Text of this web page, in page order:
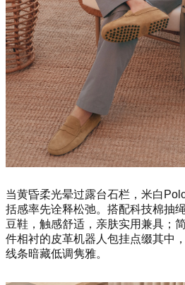
当黄昏柔光晕过露台石栏，米白
括感率先诠释松弛。搭配科技棉抽
豆鞋，触感舒适，亲肤实用兼具；
件相衬的皮革机器人包挂点缀其中
线条暗藏低调隽雅。